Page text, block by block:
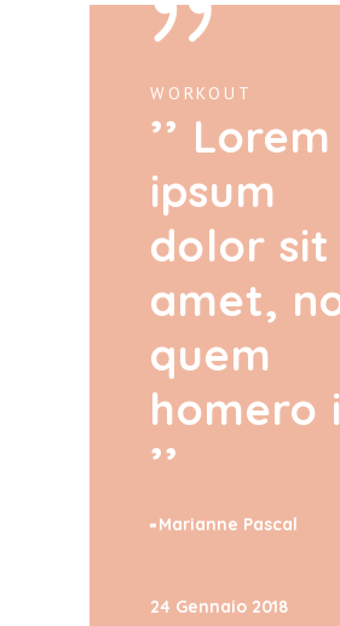
WORKOUT
Lorem
ipsum
dolor sit
amet,
quem
homero
Marianne Pascal
24 Gennaio 2018